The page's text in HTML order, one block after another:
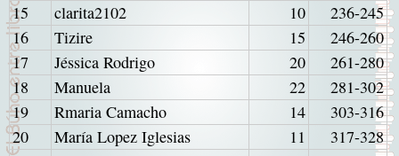
15
clarita2102 10
236-245
16
Tizire 15
246-260
17
Jéssica Rodrigo 20
261-280
18
Manuela 22
281-302
19
Rmaria Camacho 14
303-316
20
María Lopez Iglesias 11
317-328